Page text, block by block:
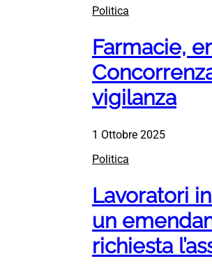
Politica
Farmacie,
vigilanza
1 Ottobre 2025
Politica
Lavoratori
un
richiesta